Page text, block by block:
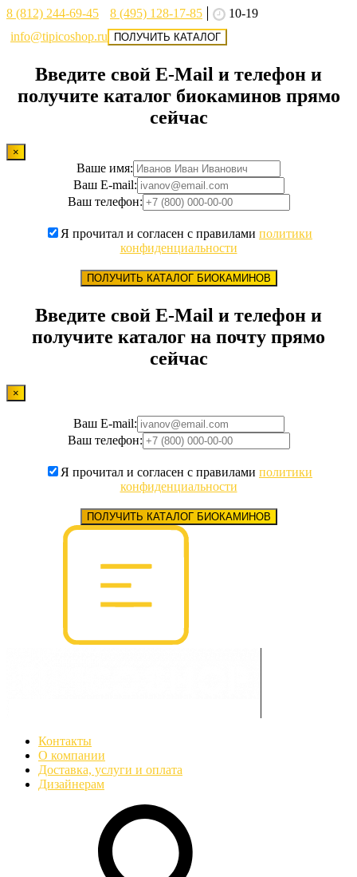
8 (812) 244-69-45 8 (495) 128-17-85
10-19
info@tipicoshop.ru
ПОЛУЧИТЬ КАТАЛОГ
Введите свой E-Mail и телефон и
получите каталог биокаминов прямо
сейчас
×
Ваше имя:
Ваш E-mail:
Ваш телефон:
Я прочитал и согласен с правилами политики
конфиденциальности
ПОЛУЧИТЬ КАТАЛОГ БИОКАМИНОВ
Введите свой E-Mail и телефон и
получите каталог на почту прямо
сейчас
×
Ваш E-mail:
Ваш телефон:
Я прочитал и согласен с правилами политики
конфиденциальности
ПОЛУЧИТЬ КАТАЛОГ БИОКАМИНОВ
Контакты
О компании
Доставка, услуги и оплата
Дизайнерам